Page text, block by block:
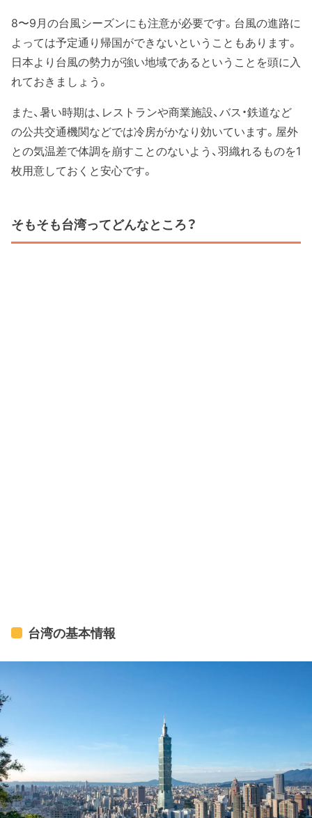
8〜9月の台風シーズンにも注意が必要です。台風の進路に
よっては予定通り帰国ができないということもあります。
日本より台風の勢力が強い地域であるということを頭に入
れておきましょう。
また、暑い時期は、レストランや商業施設、バス・鉄道など
の公共交通機関などでは冷房がかなり効いています。屋外
との気温差で体調を崩すことのないよう、羽織れるものを1
枚用意しておくと安心です。
そもそも台湾ってどんなところ？
台湾の基本情報